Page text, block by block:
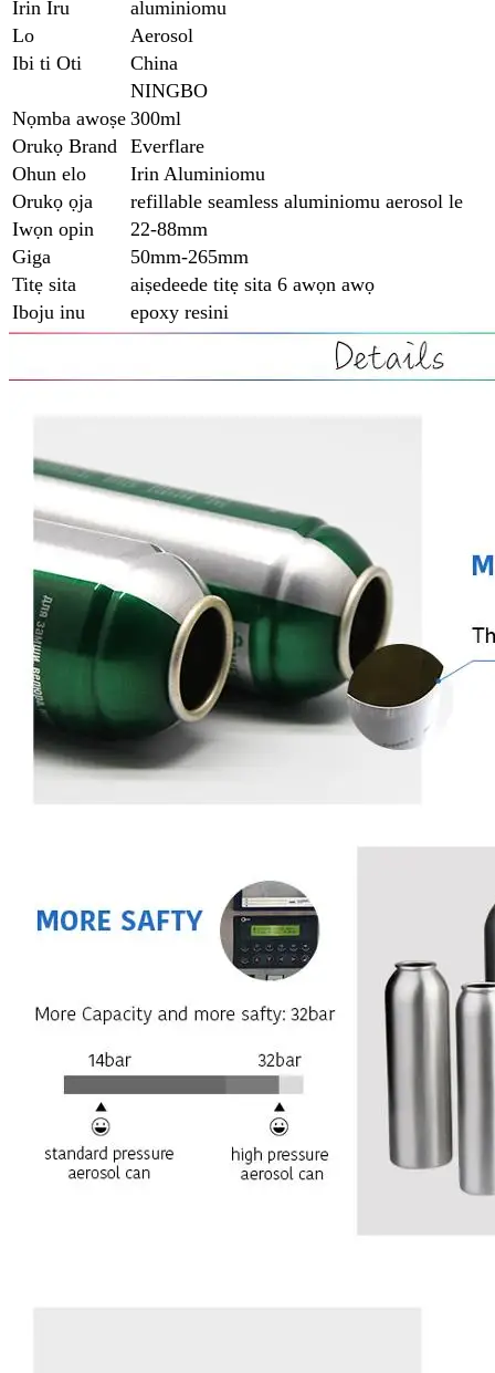
Irin Iru
aluminiomu
Lo
Aerosol
Ibi ti Oti
China
NINGBO
Nọmba awoṣe 300ml
Orukọ Brand Everflare
Ohun elo
Irin Aluminiomu
Orukọ ọja
refillable seamless aluminiomu aerosol le
Iwọn opin
22-88mm
Giga
50mm-265mm
Titẹ sita
aiṣedeede titẹ sita 6 awọn awọ
Iboju inu
epoxy resini